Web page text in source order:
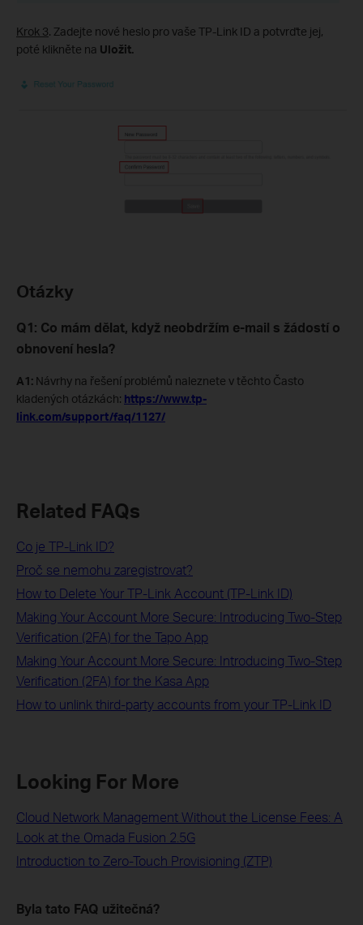
Krok 3. Zadejte nové heslo pro vaše TP-Link ID a potvrďte jej,
poté klikněte na Uložit.
Otázky
Q1: Co mám dělat, když neobdržím e-mail s žádostí o
obnovení hesla?
A1: Návrhy na řešení problémů naleznete v těchto Často
kladených otázkách: https://www.tp-
link.com/support/faq/1127/
Related FAQs
Co je TP-Link ID?
Proč se nemohu zaregistrovat?
How to Delete Your TP-Link Account (TP-Link ID)
Making Your Account More Secure: Introducing Two-Step
Verification (2FA) for the Tapo App
Making Your Account More Secure: Introducing Two-Step
Verification (2FA) for the Kasa App
How to unlink third-party accounts from your TP-Link ID
Looking For More
Cloud Network Management Without the License Fees: A
Look at the Omada Fusion 2.5G
Introduction to Zero-Touch Provisioning (ZTP)
Byla tato FAQ užitečná?